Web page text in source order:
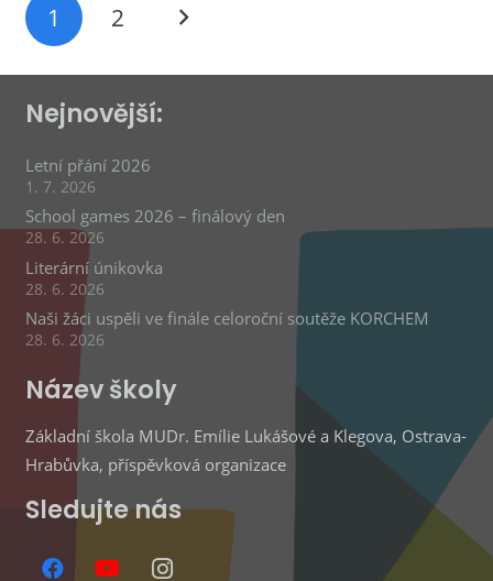
1 2
Nejnovější:
Letní přání 2026
1. 7. 2026
School games 2026 – finálový den
28. 6. 2026
Literární únikovka
28. 6. 2026
Naši žáci uspěli ve finále celoroční soutěže KORCHEM
28. 6. 2026
Název školy
Základní škola MUDr. Emílie Lukášové a Klegova, Ostrava-
Hrabůvka, příspěvková organizace
Sledujte nás